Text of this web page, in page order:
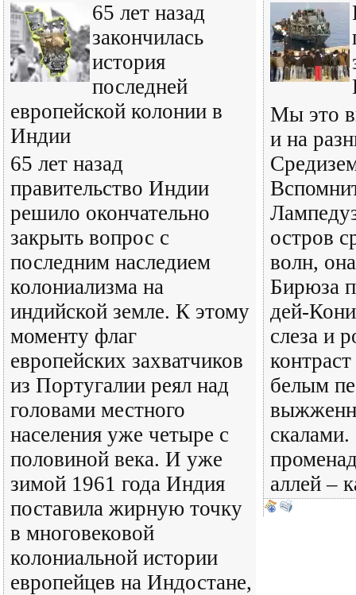
65 лет назад
закончилась
история
последней
европейской колонии в
Индии
65 лет назад
правительство Индии
решило окончательно
закрыть вопрос с
последним наследием
колониализма на
индийской земле. К этому
моменту флаг
европейских захватчиков
из Португалии реял над
головами местного
населения уже четыре с
половиной века. И уже
зимой 1961 года Индия
поставила жирную точку
в многовековой
колониальной истории
европейцев на Индостане,
Мы это
и на
остров
волн,
Бирюза
дей-
слеза и
белым
скалами.
аллей –